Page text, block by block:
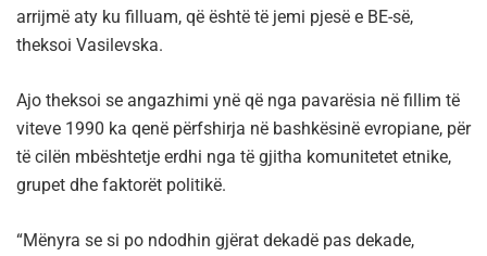
arrijmë aty ku filluam, që është të jemi pjesë e BE-së,
theksoi Vasilevska.
Ajo theksoi se angazhimi ynë që nga pavarësia në fillim të
viteve 1990 ka qenë përfshirja në bashkësinë evropiane, për
të cilën mbështetje erdhi nga të gjitha komunitetet etnike,
grupet dhe faktorët politikë.
“Mënyra se si po ndodhin gjërat dekadë pas dekade,